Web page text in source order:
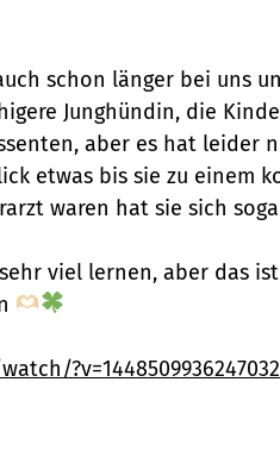
schon länger bei uns
Junghündin, die
aber es hat leider
etwas bis sie zu einem
waren hat sie sich
viel lernen, aber das